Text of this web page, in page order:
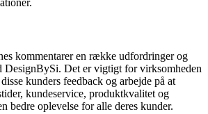
kommentarer en række udfordringer og
DesignBySi. Det er vigtigt for virksomheden
kunders feedback og arbejde på at
kundeservice, produktkvalitet og
bedre oplevelse for alle deres kunder.